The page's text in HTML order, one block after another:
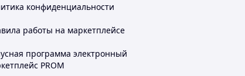
конфиденциальности
работы на маркетплейсе
программа электронный
PROM